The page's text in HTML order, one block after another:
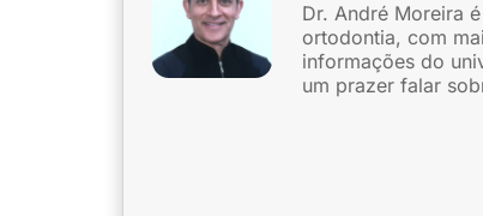
Dr. André Moreira
ortodontia, com
informações do
um prazer falar